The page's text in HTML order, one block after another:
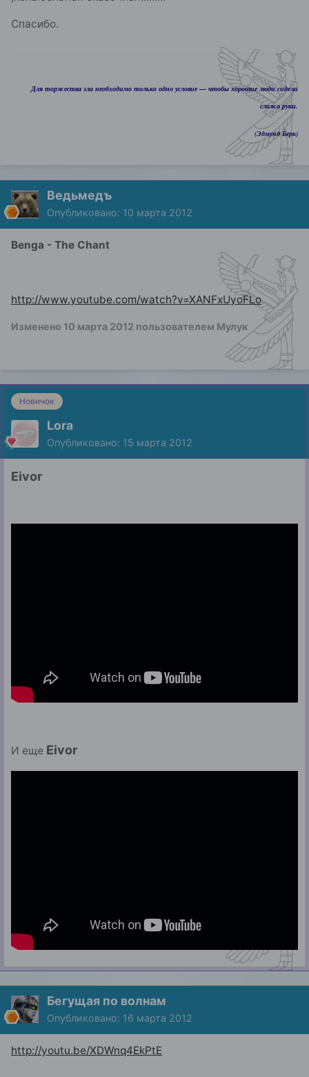
Спасибо.
Для торжества зла необходимо только одно условие — чтобы хорошие люди сидели
сложа руки.
(Эдмунд Берк)
Ведьмедъ
Опубликовано: 10 марта 2012
Benga - The Chant
http://www.youtube.com/watch?v=XANFxUyoFLo
Изменено 10 марта 2012 пользователем Мулук
Новичок
Lora
Опубликовано: 15 марта 2012
Eivor
И еще Eivor
Бегущая по волнам
Опубликовано: 16 марта 2012
http://youtu.be/XDWnq4EkPtE